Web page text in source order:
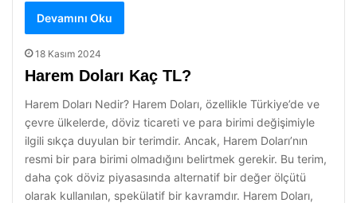
Devamını Oku
18 Kasım 2024
Harem Doları Kaç TL?
Harem Doları Nedir? Harem Doları, özellikle Türkiye’de ve
çevre ülkelerde, döviz ticareti ve para birimi değişimiyle
ilgili sıkça duyulan bir terimdir. Ancak, Harem Doları’nın
resmi bir para birimi olmadığını belirtmek gerekir. Bu terim,
daha çok döviz piyasasında alternatif bir değer ölçütü
olarak kullanılan, spekülatif bir kavramdır. Harem Doları,